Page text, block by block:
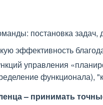
постановка
эффективность
управления
функционала),
– принимать